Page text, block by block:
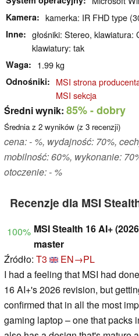
Kamera kamerka: IR FHD type
Inne
głośniki: Stereo, klawiatura:
klawiatury: tak
Waga 1.99 kg
Odnośniki
MSI strona
MSI sekcja
Średni wynik: 85%- dobry
Średnia z 2 wyników (z 3 recenzji)
cena: - %, wydajność: 70%,
mobilność: 60%, wykonanie:
otoczenie: - %
Recenzje dla MSI
100% MSI Stealth 16 AI+
master
Źródło: T3
EN→PL
I had a feeling that MSI had
16 AI+'s 2026 revision, but
confirmed that in all the most
gaming laptop – one that packs